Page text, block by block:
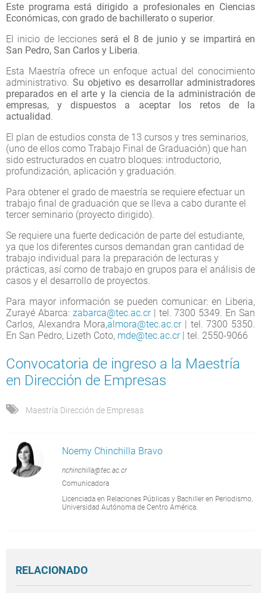
Este programa está dirigido a profesionales en Ciencias
Económicas, con grado de bachillerato o superior.
El inicio de lecciones será el 8 de junio y se impartirá en
San Pedro, San Carlos y Liberia.
Esta Maestría ofrece un enfoque actual del conocimiento
administrativo.Su objetivo es desarrollar administradores
preparados en el arte y la ciencia de la administración de
empresas, y dispuestos a aceptar los retos de la
actualidad.
El plan de estudios consta de 13 cursos y tres seminarios,
(uno de ellos como Trabajo Final de Graduación) que han
sido estructurados en cuatro bloques: introductorio,
profundización, aplicación y graduación.
Para obtener el grado de maestría se requiere efectuar un
trabajo final de graduación que se lleva a cabo durante el
tercer seminario (proyecto dirigido).
Se requiere una fuerte dedicación de parte del estudiante,
ya que los diferentes cursos demandan gran cantidad de
trabajo individual para la preparación de lecturas y
prácticas, así como de trabajo en grupos para el análisis de
casos y el desarrollo de proyectos.
Para mayor información se pueden comunicar: en Liberia,
Zurayé Abarca: zabarca@tec.ac.cr| tel. 7300 5349. En San
Carlos, Alexandra Mora,almora@tec.ac.cr| tel. 7300 5350.
En San Pedro, Lizeth Coto, mde@tec.ac.cr| tel. 2550-9066
Convocatoria de ingreso a la Maestría
en Dirección de Empresas
Maestría Dirección de Empresas
Noemy Chinchilla Bravo
nchinchilla@tec.ac.cr
Comunicadora
Licenciada en Relaciones Públicas y Bachiller en Periodismo,
Universidad Autónoma de Centro América.
RELACIONADO